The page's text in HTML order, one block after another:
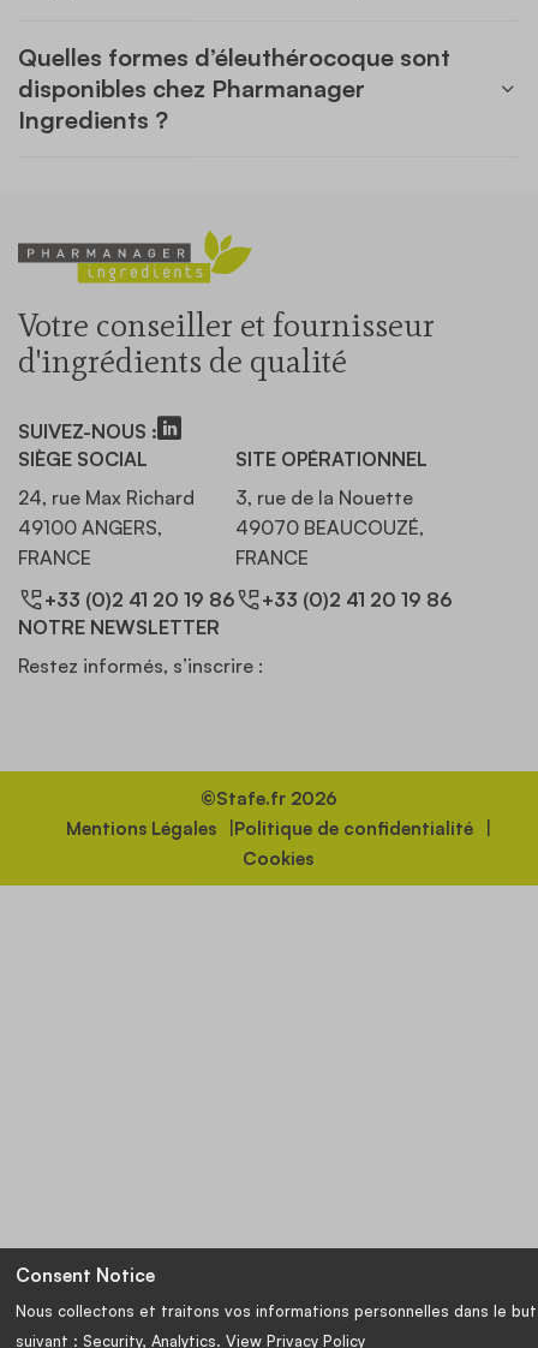
Consent Notice
Nous collectons et traitons vos informations personnelles dans le but
suivant : Security, Analytics. View Privacy Policy
Quelles formes d’éleuthérocoque sont
disponibles chez Pharmanager
Ingredients ?
Votre conseiller et fournisseur
d'ingrédients de qualité
SUIVEZ-NOUS :
SIÈGE SOCIAL
24, rue Max Richard
49100 ANGERS,
FRANCE
+33 (0)2 41 20 19 86
SITE OPÉRATIONNEL
3, rue de la Nouette
49070 BEAUCOUZÉ,
FRANCE
+33 (0)2 41 20 19 86
NOTRE NEWSLETTER
Restez informés, s’inscrire :
©Stafe.fr 2026
Mentions Légales
Politique de confidentialité
Cookies